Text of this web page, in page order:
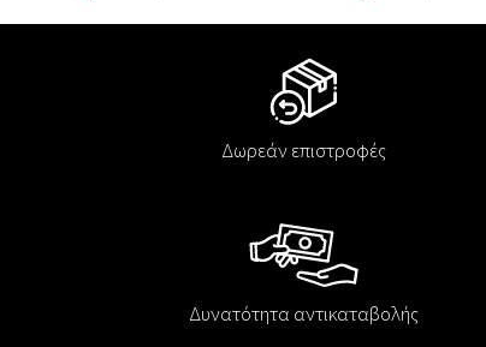
Δωρεάν επιστροφές
Δυνατότητα αντικαταβολής